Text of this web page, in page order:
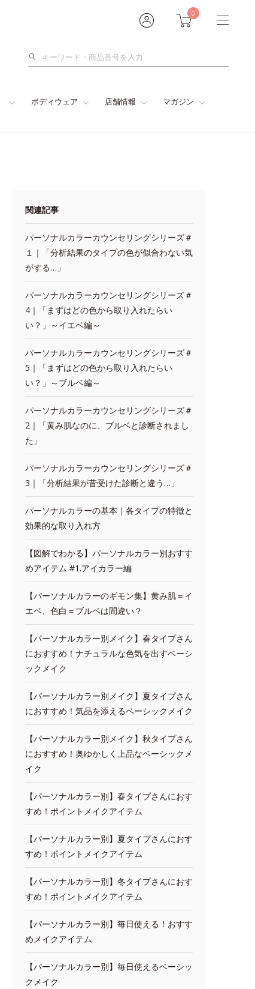
0
検
ボディウェア 店舗情報 マガジン
関連記事
パーソナルカラーカウンセリングシリーズ＃
１｜「分析結果のタイプの色が似合わない気
がする…」
パーソナルカラーカウンセリングシリーズ＃
4｜「まずはどの色から取り入れたらい
い？」～イエベ編～
パーソナルカラーカウンセリングシリーズ＃
5｜「まずはどの色から取り入れたらい
い？」～ブルベ編～
パーソナルカラーカウンセリングシリーズ＃
2｜「黄み肌なのに、ブルベと診断されまし
た」
パーソナルカラーカウンセリングシリーズ＃
3｜「分析結果が昔受けた診断と違う…」
パーソナルカラーの基本｜各タイプの特徴と
効果的な取り入れ方
【図解でわかる】パーソナルカラー別おすす
めアイテム #1.アイカラー編
【パーソナルカラーのギモン集】黄み肌＝イ
エベ、色白＝ブルベは間違い？
【パーソナルカラー別メイク】春タイプさん
におすすめ！ナチュラルな色気を出すベーシ
ックメイク
【パーソナルカラー別メイク】夏タイプさん
におすすめ！気品を添えるベーシックメイク
【パーソナルカラー別メイク】秋タイプさん
におすすめ！奥ゆかしく上品なベーシックメ
イク
【パーソナルカラー別】春タイプさんにおす
すめ！ポイントメイクアイテム
【パーソナルカラー別】夏タイプさんにおす
すめ！ポイントメイクアイテム
【パーソナルカラー別】冬タイプさんにおす
すめ！ポイントメイクアイテム
【パーソナルカラー別】毎日使える！おすす
めメイクアイテム
【パーソナルカラー別】毎日使えるベーシッ
クメイク